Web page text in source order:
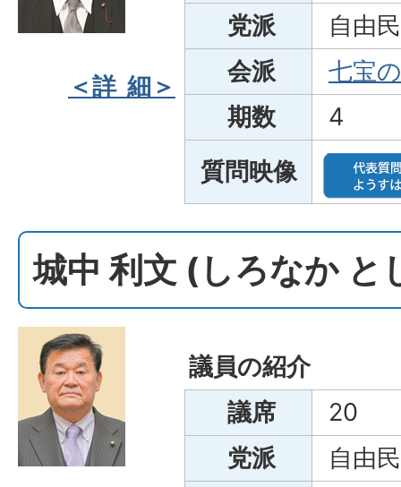
＜詳 細＞
党派
自由
会派
七宝
期数
4
質問映像
城中 利文 (しろなか と
議員の紹介
議席
20
党派
自由